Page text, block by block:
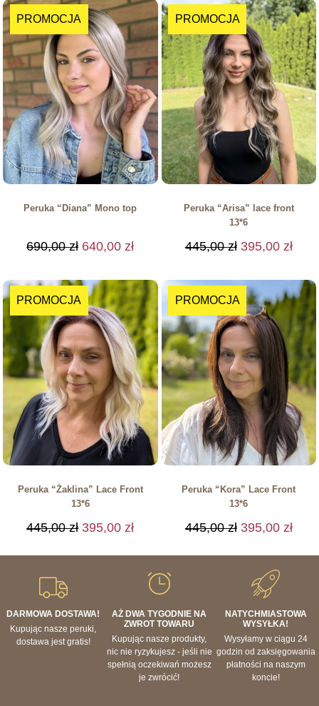
PROMOCJA
Peruka “Diana” Mono top
690,00zł 640,00zł
PROMOCJA
Peruka “Arisa” lace front
13*6
445,00zł 395,00 zł
PROMOCJA
Peruka “Żaklina” Lace Front
13*6
445,00zł 395,00zł
PROMOCJA
Peruka “Kora” Lace Front
13*6
445,00zł 395,00 zł
DARMOWA DOSTAWA!
Kupując nasze peruki,
dostawa jest gratis!
AŻ DWA TYGODNIE NA
ZWROT TOWARU
Kupując nasze produkty,
nic nie ryzykujesz - jeśli nie
spełnią oczekiwań możesz
je zwrócić!
NATYCHMIASTOWA
WYSYŁKA!
Wysyłamy w ciągu 24
godzin od zaksięgowania
płatności na naszym
koncie!